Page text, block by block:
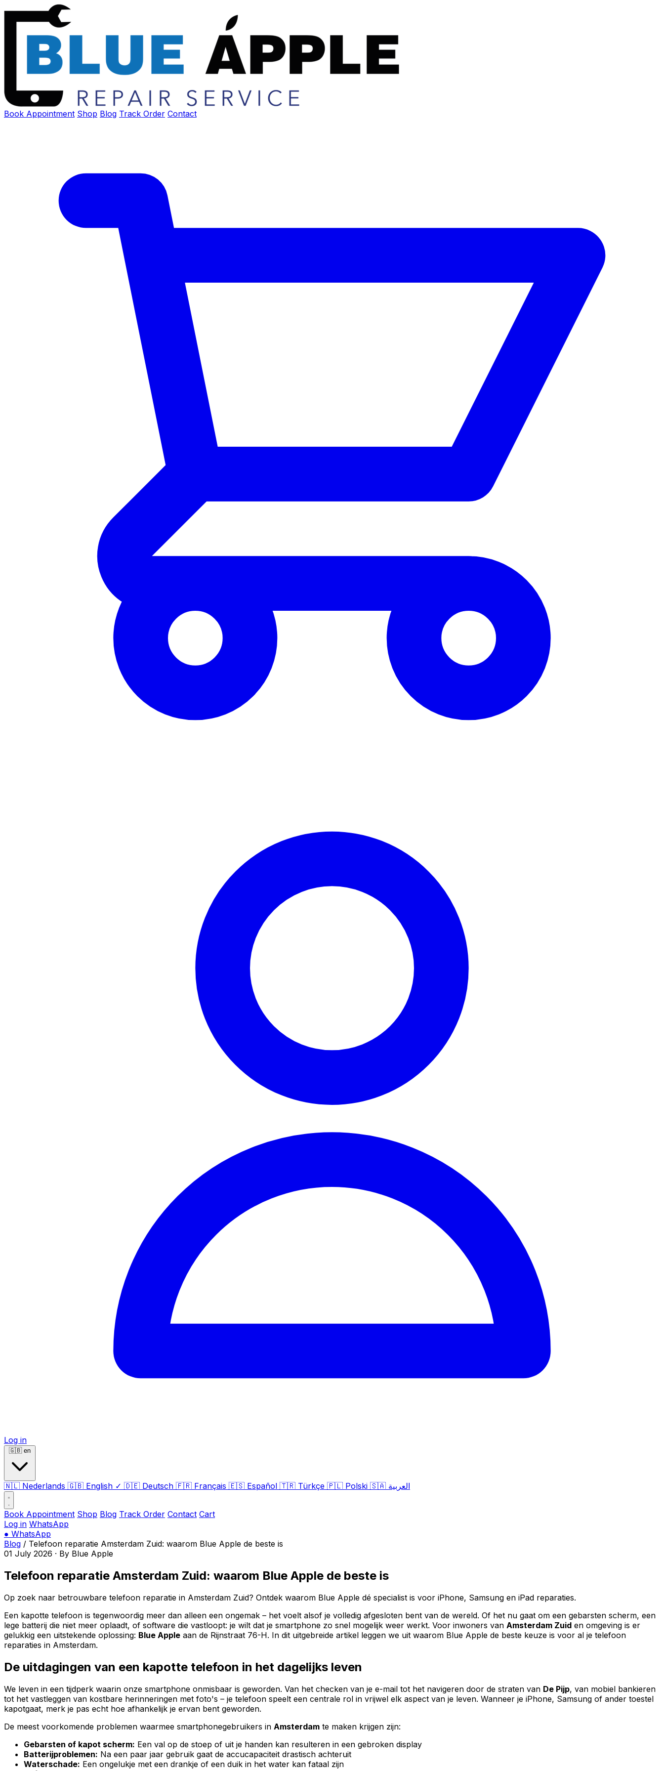
Book Appointment Shop Blog Track Order Contact
Log in
🇬🇧 en
🇳🇱 Nederlands 🇬🇧 English ✓ 🇩🇪 Deutsch 🇫🇷 Français 🇪🇸 Español 🇹🇷 Türkçe 🇵🇱 Polski 🇸🇦 العربية
Book Appointment Shop Blog Track Order Contact Cart
Log in WhatsApp
● WhatsApp
Blog / Telefoon reparatie Amsterdam Zuid: waarom Blue Apple de beste is
01 July 2026 · By Blue Apple
Telefoon reparatie Amsterdam Zuid: waarom Blue Apple de beste is
Op zoek naar betrouwbare telefoon reparatie in Amsterdam Zuid? Ontdek waarom Blue Apple dé specialist is voor iPhone, Samsung en iPad reparaties.
Een kapotte telefoon is tegenwoordig meer dan alleen een ongemak – het voelt alsof je volledig afgesloten bent van de wereld. Of het nu gaat om een gebarsten scherm, een
lege batterij die niet meer oplaadt, of software die vastloopt: je wilt dat je smartphone zo snel mogelijk weer werkt. Voor inwoners van Amsterdam Zuid en omgeving is er
gelukkig een uitstekende oplossing: Blue Apple aan de Rijnstraat 76-H. In dit uitgebreide artikel leggen we uit waarom Blue Apple de beste keuze is voor al je telefoon
reparaties in Amsterdam.
De uitdagingen van een kapotte telefoon in het dagelijks leven
We leven in een tijdperk waarin onze smartphone onmisbaar is geworden. Van het checken van je e-mail tot het navigeren door de straten van De Pijp, van mobiel bankieren
tot het vastleggen van kostbare herinneringen met foto's – je telefoon speelt een centrale rol in vrijwel elk aspect van je leven. Wanneer je iPhone, Samsung of ander toestel
kapotgaat, merk je pas echt hoe afhankelijk je ervan bent geworden.
De meest voorkomende problemen waarmee smartphonegebruikers in Amsterdam te maken krijgen zijn:
Gebarsten of kapot scherm: Een val op de stoep of uit je handen kan resulteren in een gebroken display
Batterijproblemen: Na een paar jaar gebruik gaat de accucapaciteit drastisch achteruit
Waterschade: Een ongelukje met een drankje of een duik in het water kan fataal zijn